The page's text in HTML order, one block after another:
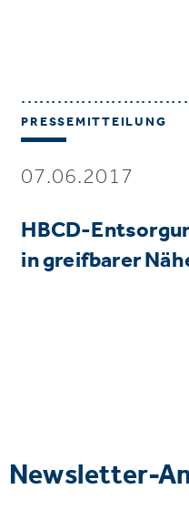
PRESSEMITTEILUNG
07.06.2017
HBCD-
in greifbarer
Newsletter-